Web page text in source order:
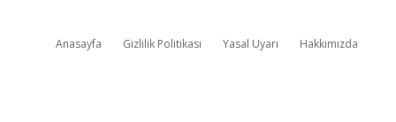
Anasayfa Gizlilik Politikası Yasal Uyarı Hakkımızda